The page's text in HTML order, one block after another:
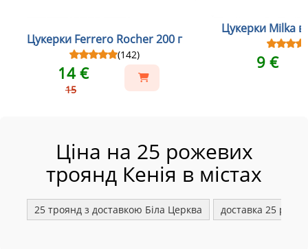
Цукерки Ferrero Rocher 200 г
(142)
14 €
15
Цукерки Milka
9 €
Ціна на 25 рожевих
троянд Кенія в містах
25 троянд з доставкою Біла Церква доставка 25